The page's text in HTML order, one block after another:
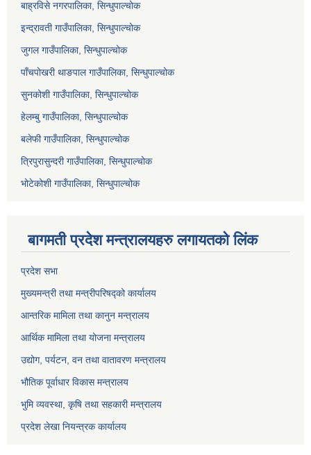
बाह्रविसे नगरपालिका, सिन्धुपाल्चोक
इन्द्रावती गाउँपालिका, सिन्धुपाल्चोक
जुगल गाउँपालिका, सिन्धुपाल्चोक
पाँचपोखरी थाङपाल गाउँपालिका, सिन्धुपाल्चोक
सुनकोशी गाउँपालिका, सिन्धुपाल्चोक
हेलम्बु गाउँपालिका, सिन्धुपाल्चोक
बलेफी गाउँपालिका, सिन्धुपाल्चोक
त्रिपुरासुन्दरी गाउँपालिका, सिन्धुपाल्चोक
भोटेकोशी गाउँपालिका, सिन्धुपाल्चोक
बागमती प्रदेश मन्त्रालयहरु लगायतको लिंक
प्रदेश सभा
मुख्यमन्त्री तथा मन्त्रीपरिषद्को कार्यालय
आन्तरिक मामिला तथा कानुन मन्त्रालय
आर्थिक मामिला तथा योजना मन्त्रालय
उद्योग, पर्यटन, वन तथा वातावरण मन्त्रालय
भौतिक पूर्वाधार विकास मन्त्रालय
भुमि व्यवस्था, कृषि तथा सहकारी मन्त्रालय
प्रदेश लेखा नियन्त्रक कार्यालय